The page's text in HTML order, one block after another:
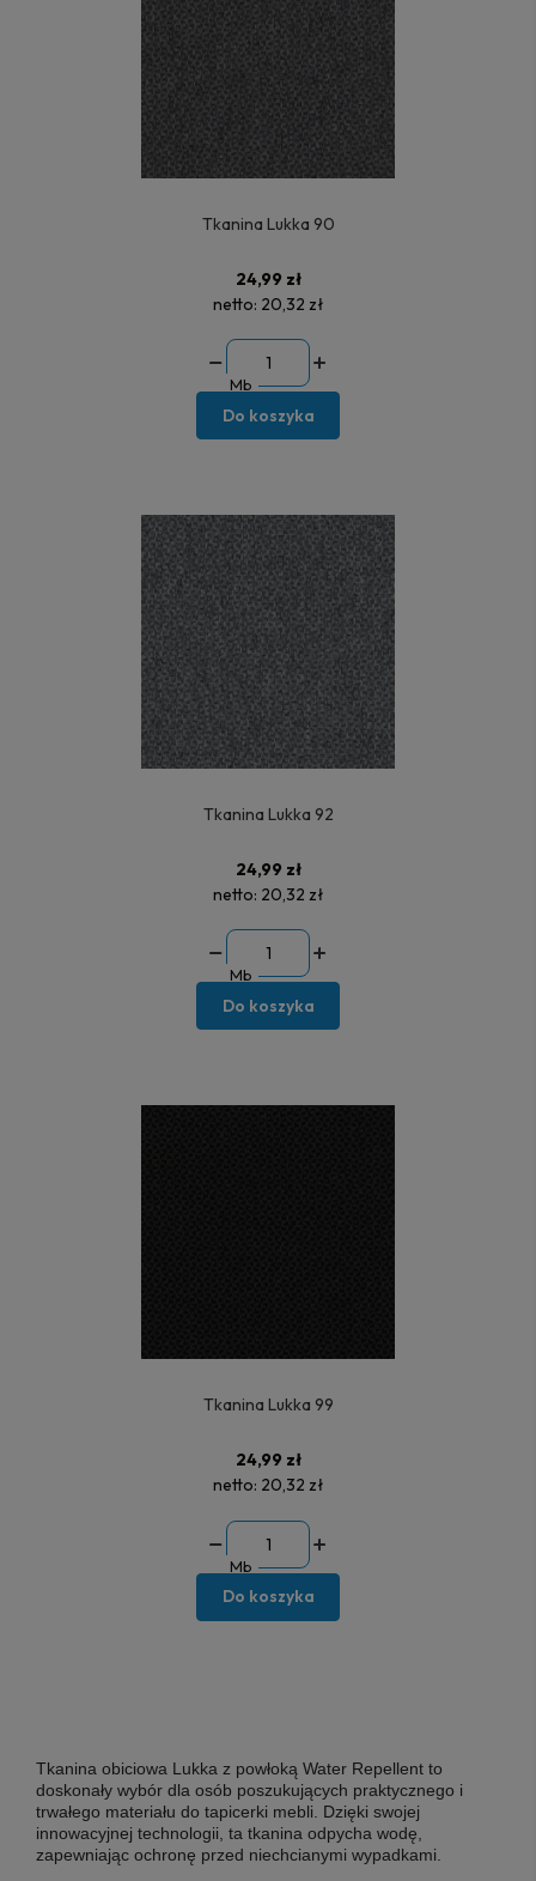
Tkanina Lukka 90
24,99 zł
netto: 20,32 zł
Mb
Do koszyka
Tkanina Lukka 92
24,99 zł
netto: 20,32 zł
Mb
Do koszyka
Tkanina Lukka 99
24,99 zł
netto: 20,32 zł
Mb
Do koszyka
Tkanina obiciowa Lukka z powłoką Water Repellent to
doskonały wybór dla osób poszukujących praktycznego i
trwałego materiału do tapicerki mebli. Dzięki swojej
innowacyjnej technologii, ta tkanina odpycha wodę,
zapewniając ochronę przed niechcianymi wypadkami.